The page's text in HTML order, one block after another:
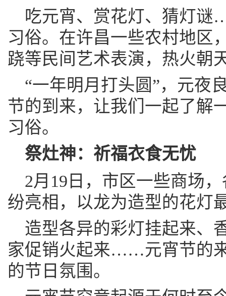
吃元宵、赏花灯、猜灯
习俗。在许昌一些农村地区
跷等民间艺术表演，热火朝
“一年明月打头圆”，元夜
节的到来，让我们一起了解
习俗。
祭灶神：祈福衣食无忧
2月19日，市区一些商场
纷亮相，以龙为造型的花灯
造型各异的彩灯挂起来、
家促销火起来……元宵节的
的节日氛围。